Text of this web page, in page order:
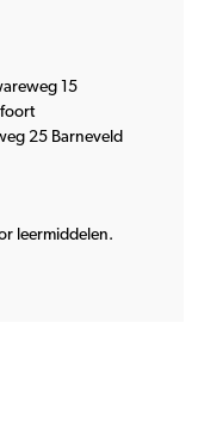
15
25 Barneveld
leermiddelen.